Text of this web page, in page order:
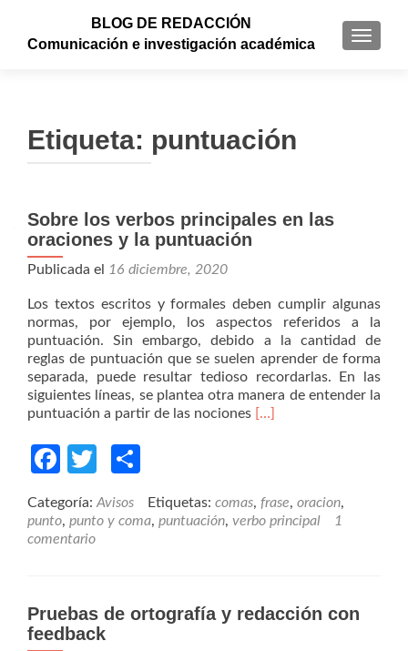
BLOG DE REDACCIÓN
Comunicación e investigación académica
Etiqueta: puntuación
Sobre los verbos principales en las
oraciones y la puntuación
Publicada el 16 diciembre, 2020
Los textos escritos y formales deben cumplir algunas
normas, por ejemplo, los aspectos referidos a la
puntuación. Sin embargo, debido a la cantidad de
reglas de puntuación que se suelen aprender de forma
separada, puede resultar tedioso recordarlas. En las
siguientes líneas, se plantea otra manera de entender la
puntuación a partir de las nociones Read
verbos
principales
la
[…]
Facebook
Twitter
Categoría: Avisos Etiquetas: comas, frase, oracion,
punto, punto y coma, puntuación, verbo principal
1
comentario
Pruebas de ortografía y redacción con
feedback